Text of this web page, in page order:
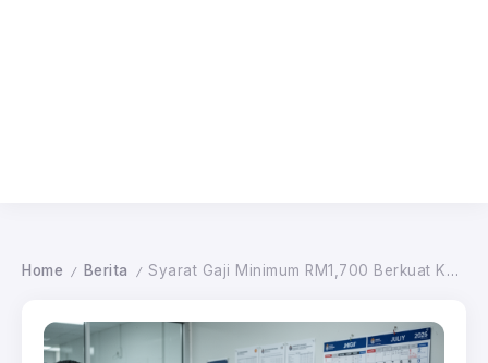
Home / Berita / Syarat Gaji Minimum RM1,700 Berkuat Kuasa Julai 2026